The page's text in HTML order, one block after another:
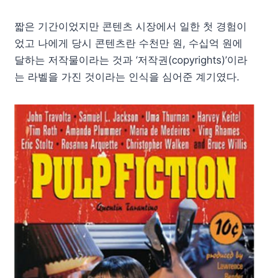
짧은 기간이었지만 콘텐츠 시장에서 일한 첫 경험이
었고 나에게 당시 콘텐츠란 수천만 원, 수십억 원에
달하는 저작물이라는 것과 ‘저작권(copyrights)’이라
는 라벨을 가진 것이라는 인식을 심어준 계기였다.